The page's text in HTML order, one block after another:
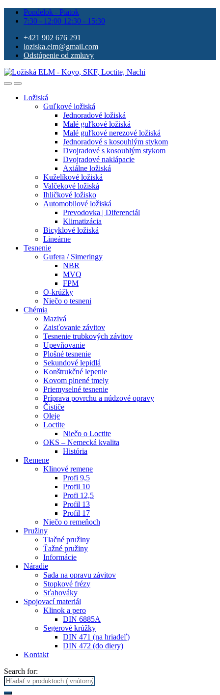
Pondelok - Piatok
7:30 - 12:00 12:30 - 15:30
+421 902 676 291
loziska.elm@gmail.com
Odstúpenie od zmluvy
Ložiská
Guľkové ložiská
Jednoradové ložiská
Malé guľkové ložiská
Malé guľkové nerezové ložiská
Jednoradové s kosouhlým stykom
Dvojradové s kosouhlým stykom
Dvojradové naklápacie
Axiálne ložiská
Kuželíkové ložiská
Valčekové ložiská
Ihličkové ložisko
Automobilové ložiská
Prevodovka | Diferenciál
Klimatizácia
Bicyklové ložiská
Lineárne
Tesnenie
Gufera / Simeringy
NBR
MVQ
FPM
O-krúžky
Niečo o tesneni
Chémia
Mazivá
Zaisťovanie závitov
Tesnenie trubkových závitov
Upevňovanie
Plošné tesnenie
Sekundové lepidlá
Konštrukčné lepenie
Kovom plnené tmely
Priemyselné tesnenie
Príprava povrchu a núdzové opravy
Čističe
Oleje
Loctite
Niečo o Loctite
OKS – Nemecká kvalita
História
Remene
Klinové remene
Profi 9,5
Profil 10
Profi 12,5
Profil 13
Profil 17
Niečo o remeňoch
Pružiny
Tlačné pružiny
Ťažné pružiny
Informácie
Náradie
Sada na opravu závitov
Stopkové frézy
Sťahováky
Spojovací materiál
Klinok a pero
DIN 6885A
Segerové krúžky
DIN 471 (na hriadeľ)
DIN 472 (do diery)
Kontakt
Search for: